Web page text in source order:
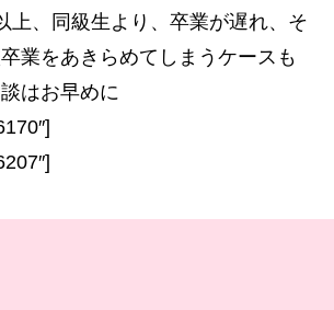
上、同級生より、卒業が遅れ、そ
業をあきらめてしまうケースも
はお早めに